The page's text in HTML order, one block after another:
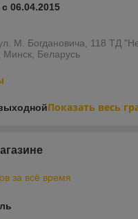
06.04.2015
М. Богдановича, 118 ТД
Минск, Беларусь
Показать весь
за всё время